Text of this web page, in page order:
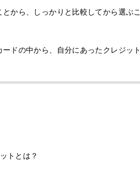
から、しっかりと比較してから選ぶ
ドの中から、自分にあったクレジッ
トとは？